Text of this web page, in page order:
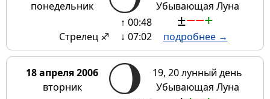
понедельник
Убывающая Луна
Стрелец ♐
↑ 00:48
↓ 07:02
±−−+
подробнее →
18 апреля 2006
вторник
19, 20 лунный день
Убывающая Луна